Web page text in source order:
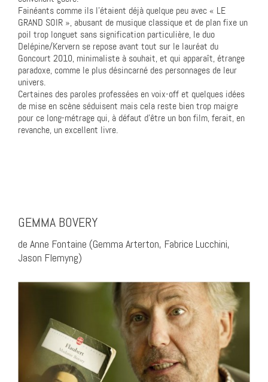
Fainéants comme ils l’étaient déjà quelque peu avec « LE
GRAND SOIR », abusant de musique classique et de plan fixe un
poil trop longuet sans signification particulière, le duo
Delépine/Kervern se repose avant tout sur le lauréat du
Goncourt 2010, minimaliste à souhait, et qui apparaît, étrange
paradoxe, comme le plus désincarné des personnages de leur
univers.
Certaines des paroles professées en voix-off et quelques idées
de mise en scène séduisent mais cela reste bien trop maigre
pour ce long-métrage qui, à défaut d’être un bon film, ferait, en
revanche, un excellent livre.
GEMMA BOVERY
de Anne Fontaine (Gemma Arterton, Fabrice Lucchini,
Jason Flemyng)